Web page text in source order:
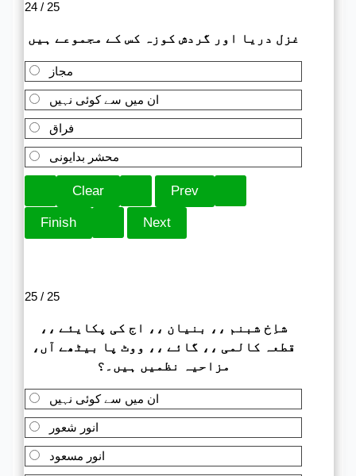
24 / 25
غزل دریا اور گردش کوزہ کس کے مجموعے ہیں
مجاز
ان میں سے کوئی نہیں
فراق
محشر بدایونی
25 / 25
شاِخ شبنم ،، بنیان ،، اج کی پکایئے ،،
قطعہ کالمی ،، گائے ،، ووٹ پا بیٹھے آں،
مزاحیہ نظمیں ہیں۔؟
ان میں سے کوئی نہیں
انور شعور
انور مسعود